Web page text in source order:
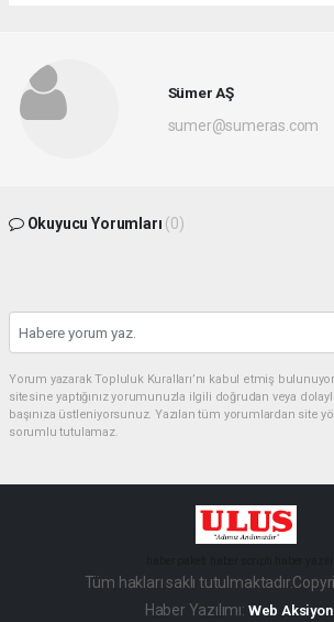
Sümer AŞ
sumer@sumeras.com
Okuyucu Yorumları (0)
Yorum yazarak Topluluk Kuralları’nı kabul etmiş
sitesine yaptığınız yorumunuzla ilgili doğrudan veya
başınıza üstleniyorsunuz. Yazılan tüm yorumlardan site
sorumlu tutulamaz.
Tüm hakları saklı
Haber Yazılımı: Web